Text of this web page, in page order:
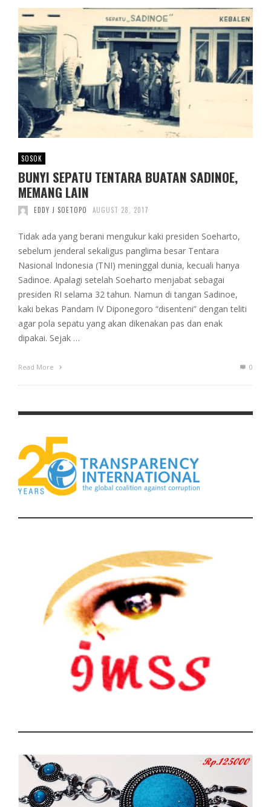
SOSOK
BUNYI SEPATU TENTARA BUATAN SADINOE,
MEMANG LAIN
EDDY J SOETOPO AUGUST 28, 2017
Tidak ada yang berani mengukur kaki presiden Soeharto,
sebelum jenderal sekaligus panglima besar Tentara
Nasional Indonesia (TNI) meninggal dunia, kecuali hanya
Sadinoe. Apalagi setelah Soeharto menjabat sebagai
presiden RI selama 32 tahun. Namun di tangan Sadinoe,
kaki bekas Pandam IV Diponegoro “disenteni” dengan teliti
agar pola sepatu yang akan dikenakan pas dan enak
dipakai. Sejak …
Read More 0